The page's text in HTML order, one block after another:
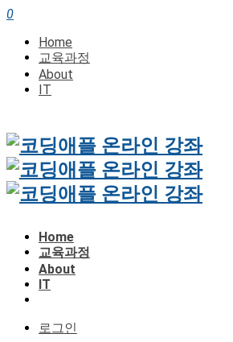
0
Home
교육과정
About
IT
Home
교육과정
About
IT
로그인